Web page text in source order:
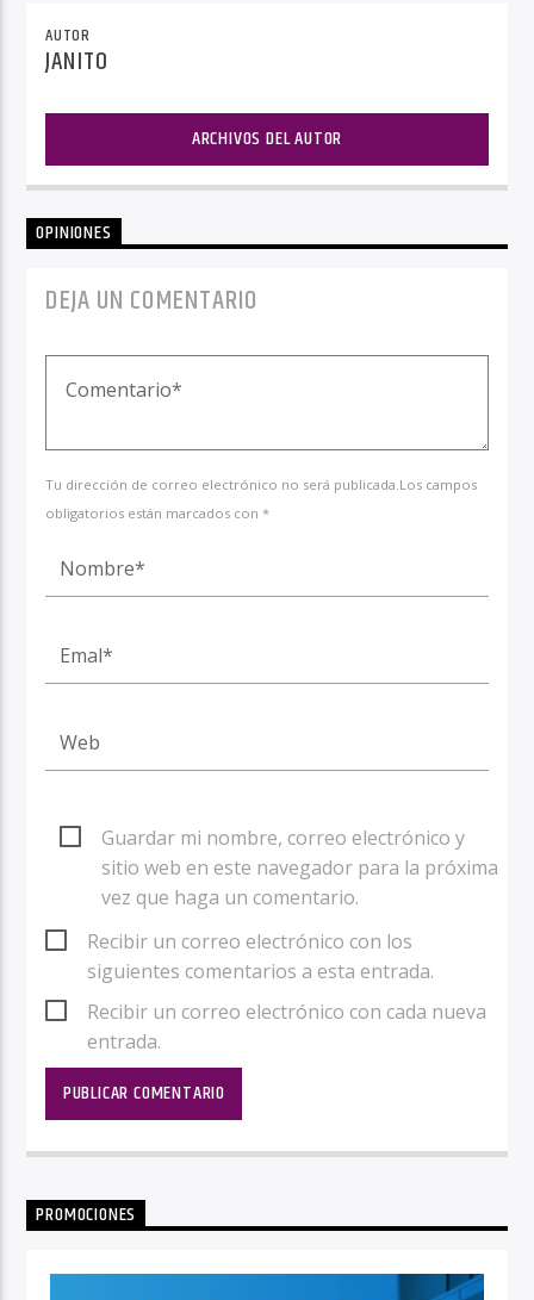
AUTOR
JANITO
ARCHIVOS DEL AUTOR
OPINIONES
DEJA UN COMENTARIO
Tu dirección de correo electrónico no será publicada.Los campos
obligatorios están marcados con *
Guardar mi nombre, correo electrónico y
sitio web en este navegador para la próxima
vez que haga un comentario.
Recibir un correo electrónico con los
siguientes comentarios a esta entrada.
Recibir un correo electrónico con cada nueva
entrada.
PROMOCIONES